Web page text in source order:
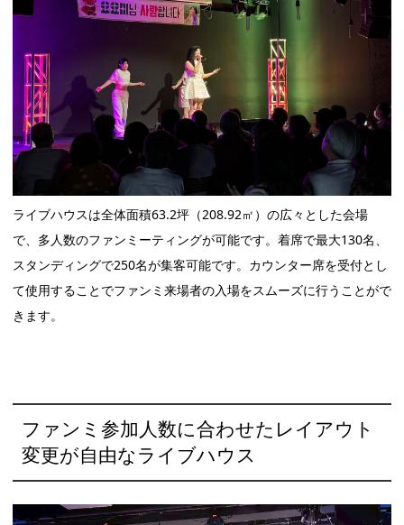
ライブハウスは全体面積63.2坪（208.92㎡）の広々とした会場
で、多人数のファンミーティングが可能です。着席で最大130名、
スタンディングで250名が集客可能です。カウンター席を受付とし
て使用することでファンミ来場者の入場をスムーズに行うことがで
きます。
ファンミ参加人数に合わせたレイアウト
変更が自由なライブハウス